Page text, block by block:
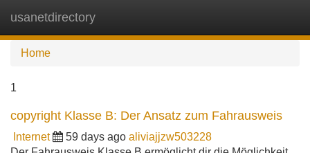
usanetdirectory
Home
1
copyright Klasse B: Der Ansatz zum Fahrausweis
Internet 59 days ago aliviajjzw503228